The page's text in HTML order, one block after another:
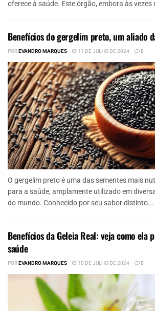
oferece à saúde. Este órgão, embora às vezes
Benefícios do gergelim preto, um aliado
POREVANDRO MARQUES 11 DE JULHO DE 2024 0
O gergelim preto é uma das sementes mais
para a saúde, amplamente utilizado em
do mundo. Conhecido por seu sabor distinto...
Benefícios da Geleia Real: veja como ela
saúde
POREVANDRO MARQUES 10 DE JULHO DE 2024 0